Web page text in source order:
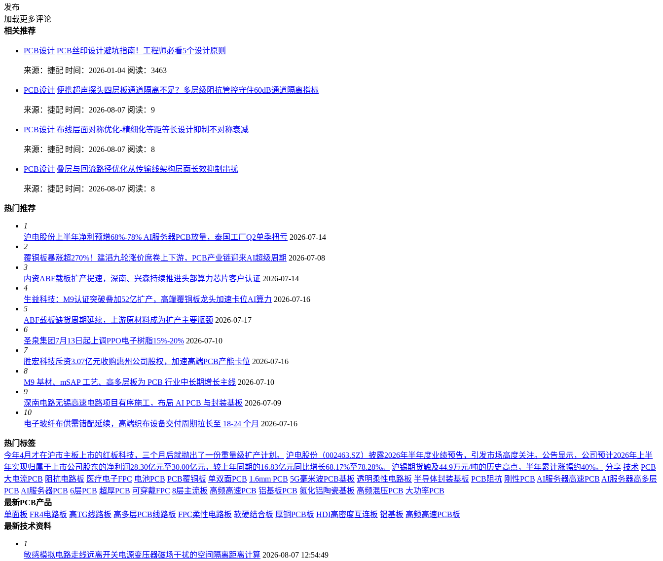
发布
加载更多评论
相关推荐
PCB设计 PCB丝印设计避坑指南！工程师必看5个设计原则
来源：捷配 时间：2026-01-04 阅读：3463
PCB设计 便携超声探头四层板通道隔离不足？多层级阻抗管控守住60dB通道隔离指标
来源：捷配 时间：2026-08-07 阅读：9
PCB设计 布线层面对称优化-精细化等距等长设计抑制不对称衰减
来源：捷配 时间：2026-08-07 阅读：8
PCB设计 叠层与回流路径优化从传输线架构层面长效抑制串扰
来源：捷配 时间：2026-08-07 阅读：8
热门推荐
1
沪电股份上半年净利预增68%-78% AI服务器PCB放量，泰国工厂Q2单季扭亏 2026-07-14
2
覆铜板暴涨超270%！建滔九轮涨价席卷上下游，PCB产业链迎来AI超级周期 2026-07-08
3
内资ABF载板扩产提速，深南、兴森持续推进头部算力芯片客户认证 2026-07-14
4
生益科技：M9认证突破叠加52亿扩产，高端覆铜板龙头加速卡位AI算力 2026-07-16
5
ABF载板缺货周期延续，上游原材料成为扩产主要瓶颈 2026-07-17
6
圣泉集团7月13日起上调PPO电子树脂15%-20% 2026-07-10
7
胜宏科技斥资3.07亿元收购惠州公司股权，加速高端PCB产能卡位 2026-07-16
8
M9 基材、mSAP 工艺、高多层板为 PCB 行业中长期增长主线 2026-07-10
9
深南电路无锡高速电路项目有序施工，布局 AI PCB 与封装基板 2026-07-09
10
电子玻纤布供需错配延续，高端织布设备交付周期拉长至 18-24 个月 2026-07-16
热门标签
今年4月才在沪市主板上市的红板科技，三个月后就抛出了一份重量级扩产计划。
沪电股份（002463.SZ）披露2026年半年度业绩预告，引发市场高度关注。公告显示，公司预计2026年上半
年实现归属于上市公司股东的净利润28.30亿元至30.00亿元，较上年同期的16.83亿元同比增长68.17%至78.28%。
沪锡期货触及44.9万元/吨的历史高点，半年累计涨幅约40%。 分享 技术 PCB
大电流PCB 阻抗电路板 医疗电子FPC 电池PCB PCB覆铜板 单双面PCB 1.6mm PCB 5G毫米波PCB基板 透明柔性电路板 半导体封装基板 PCB阻抗 刚性PCB AI服务器高速PCB AI服务器高多层
PCB AI服务器PCB 6层PCB 超厚PCB 可穿戴FPC 8层主流板 高频高速PCB 铝基板PCB 氮化铝陶瓷基板 高频混压PCB 大功率PCB
最新PCB产品
单面板 FR4电路板 高TG线路板 高多层PCB线路板 FPC柔性电路板 软硬结合板 厚铜PCB板 HDI高密度互连板 铝基板 高频高速PCB板
最新技术资料
1
敏感模拟电路走线远离开关电源变压器磁场干扰的空间隔离距离计算 2026-08-07 12:54:49